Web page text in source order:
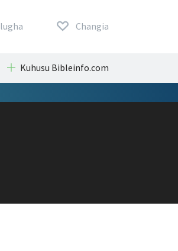
lugha Changia
Kuhusu Bibleinfo.com